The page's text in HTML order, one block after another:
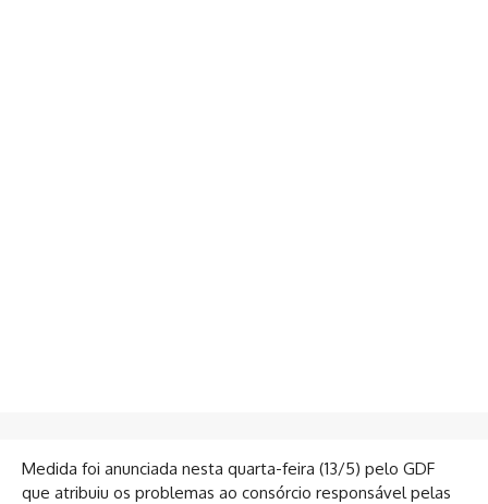
Medida foi anunciada nesta quarta-feira (13/5) pelo GDF
que atribuiu os problemas ao consórcio responsável pelas